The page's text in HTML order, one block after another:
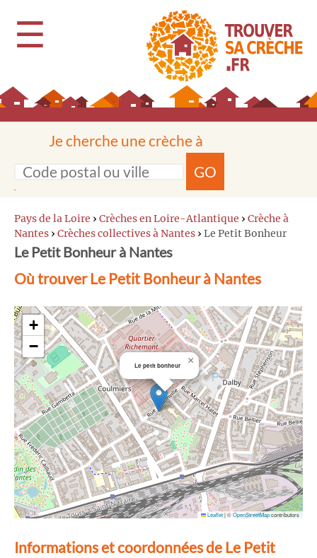
☰
Je cherche une crèche à
GO
Pays de la Loire › Crèches en Loire-Atlantique › Crèche à
Nantes › Crèches collectives à Nantes › Le Petit Bonheur
Le Petit Bonheur à Nantes
Où trouver Le Petit Bonheur à Nantes
Le petit bonheur ×
+
−
Leaflet|©OpenStreetMapcontributors
Informations et coordonnées de Le Petit